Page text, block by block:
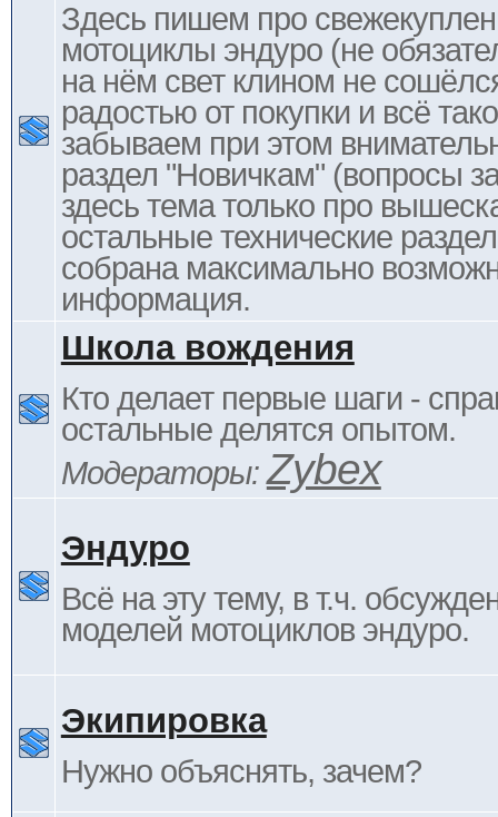
Здесь пишем про
мотоциклы эндуро (не
на нём свет клином не
радостью от покупки и всё
забываем при этом
раздел "Новичкам" (вопросы
здесь тема только про
остальные технические
собрана максимально
информация.
Школа вождения
Кто делает первые шаги -
остальные делятся опытом.
Модераторы:Zybex
Эндуро
Всё на эту тему, в т.ч.
моделей мотоциклов эндуро.
Экипировка
Нужно объяснять, зачем?